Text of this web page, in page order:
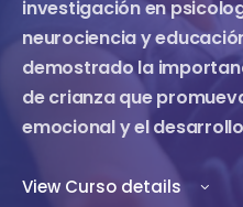
investigación en
neurociencia y
demostrado la
de crianza que
emocional y el
View Curso details